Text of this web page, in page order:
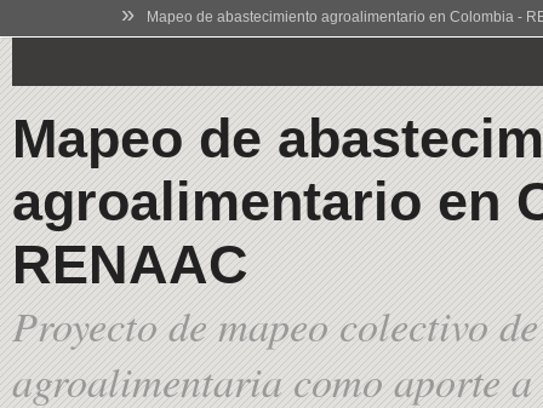
» Mapeo de abastecimiento agroalimentario en Colombia -
Mapeo de
agroalimentario en
RENAAC
Proyecto de mapeo colectivo
agroalimentaria como aporte